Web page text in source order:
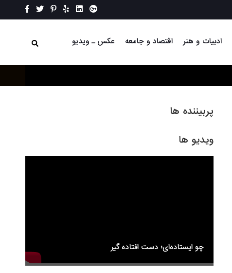
ادبیات و هنر اقتصاد و جامعه عکس ـ ویدیو
پربیننده ها
ویدیو ها
چو ایستاده‌ای؛ دست افتاده گیر